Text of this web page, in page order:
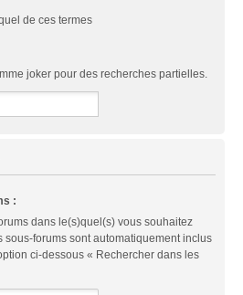
de ces termes
joker pour des recherches partielles.
:
dans le(s)quel(s) vous souhaitez
sous-forums sont automatiquement inclus
ci-dessous « Rechercher dans les